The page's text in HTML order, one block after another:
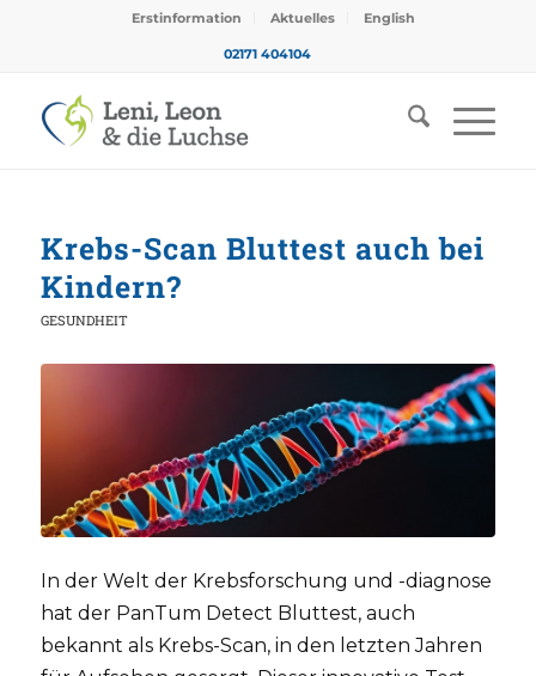
Erstinformation Aktuelles English
02171 404104
Krebs-Scan Bluttest auch bei
Kindern?
GESUNDHEIT
In der Welt der Krebsforschung und -diagnose
hat der PanTum Detect Bluttest, auch
bekannt als Krebs-Scan, in den letzten Jahren